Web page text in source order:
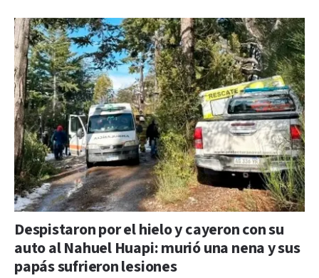
Despistaron por el hielo y cayeron con su
auto al Nahuel Huapi: murió una nena y sus
papás sufrieron lesiones